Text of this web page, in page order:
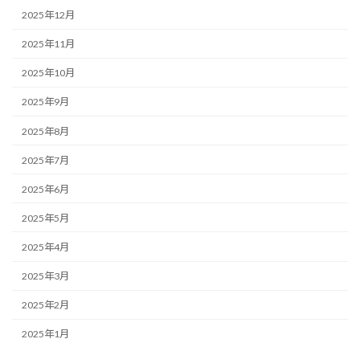
2025年12月
2025年11月
2025年10月
2025年9月
2025年8月
2025年7月
2025年6月
2025年5月
2025年4月
2025年3月
2025年2月
2025年1月